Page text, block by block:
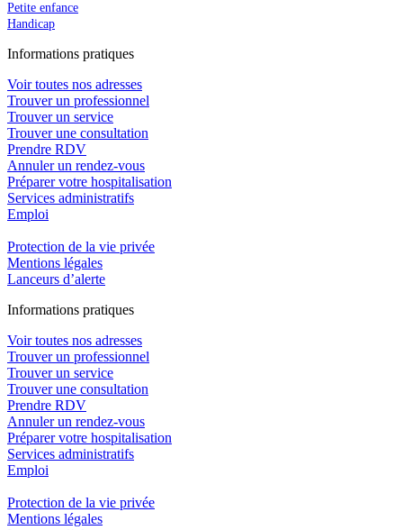
Petite enfance
Handicap
Informations pratiques
Voir toutes nos adresses
Trouver un professionnel
Trouver un service
Trouver une consultation
Prendre RDV
Annuler un rendez-vous
Préparer votre hospitalisation
Services administratifs
Emploi​
Protection de la vie privée
Mentions légales
Lanceurs d’alerte
Informations pratiques
Voir toutes nos adresses
Trouver un professionnel
Trouver un service
Trouver une consultation
Prendre RDV
Annuler un rendez-vous
Préparer votre hospitalisation
Services administratifs
Emploi​
Protection de la vie privée
Mentions légales